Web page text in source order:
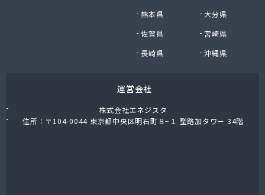
鈴与商事株式会社 松本支店 くらしサポート課
熊本県
大分県
佐賀県
宮崎県
長崎県
沖縄県
運営会社
株式会社エネジスタ
住所：〒104-0044 東京都中央区明石町８−１ 聖路加タワー 34階